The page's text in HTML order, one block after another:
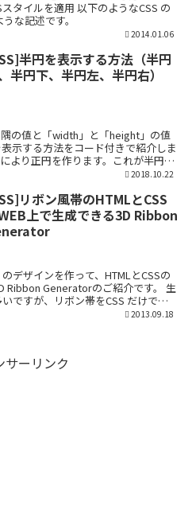
タイルを適用 以下のようなCSS の
な記述です。
2014.01.06
半円を表示する方法（半円
半円下、半円左、半円右）
の値と「width」と「height」の値
示する方法をコード付きで紹介しま
より正円を作ります。これが半円を
2018.10.22
リボン風帯のHTMLとCSS
上で生成できる3D Ribbon
デザインを作って、HTMLとCSSの
Ribbon Generatorのご紹介です。 生
ですが、リボン帯をCSS だけで一
2013.09.18
サーリンク